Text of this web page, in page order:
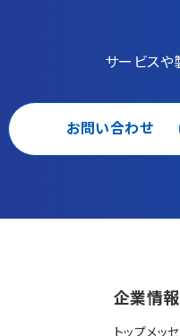
サービスや
お問い合わせ
企業情報
トップメッ